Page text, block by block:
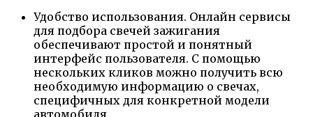
Удобство использования. Онлайн сервисы
для подбора свечей зажигания
обеспечивают простой и понятный
интерфейс пользователя. С помощью
нескольких кликов можно получить всю
необходимую информацию о свечах,
специфичных для конкретной модели